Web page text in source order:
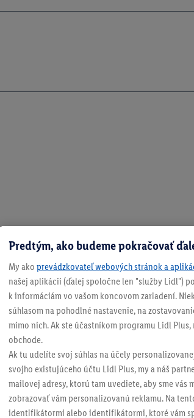
Predtým, ako budeme pokračovať
My ako prevádzkovateľ webových stránok a
našej aplikácii (ďalej spoločne len "služby Lidl")
k informáciám vo vašom koncovom zariadení.
súhlasom na pohodlné nastavenie, na
mimo nich. Ak ste účastníkom programu Lidl
obchode.
Ak tu udelíte svoj súhlas na účely
svojho existujúceho účtu Lidl Plus, my a náš
mailovej adresy, ktorú tam uvediete, aby sme
zobrazovať vám personalizovanú reklamu. Na
identifikátormi alebo identifikátormi, ktoré vám